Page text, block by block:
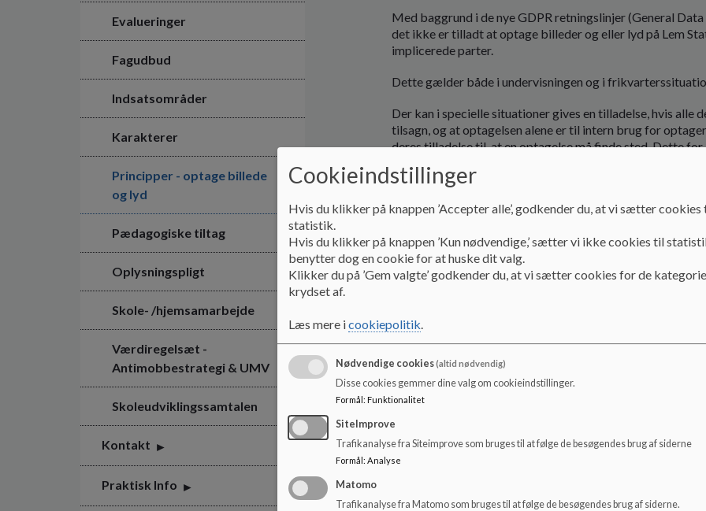
Evalueringer
Fagudbud
Indsatsområder
Karakterer
Principper - optage billede
og lyd
Pædagogiske tiltag
Oplysningspligt
Skole- /hjemsamarbejde
Værdiregelsæt -
Antimobbestrategi & UMV
Skoleudviklingssamtalen
Kontakt
Praktisk Info
Med baggrund i de nye GDPR retningslinjer (General
det ikke er tilladt at optage billeder og eller lyd på Lem
implicerede parter.
Dette gælder både i undervisningen og i
Der kan i specielle situationer gives en tilladelse, hvis alle
tilsagn, og at optagelsen alene er til intern brug for
deres tilladelse til, at en optagelse må finde sted. Dette
Forældrene til den person / de personer som har
Ved de arrangementer hvor forældre er en del af
translokation mm. opfordres forældrene til kun at tage
Lem Stations Skole, 24. oktober 2018
Redigeret oktober 2019
Marianne Kipker
Cookieindstillinger
Hvis du klikker på knappen ’Accepter alle’, godkender du, at vi sætter
statistik.
Hvis du klikker på knappen ’Kun nødvendige,’ sætter vi ikke cookies til
benytter dog en cookie for at huske dit valg.
Klikker du på ’Gem valgte’ godkender du, at vi sætter cookies for de
krydset af.
Læs mere icookiepolitik.
Nødvendige cookies(altid nødvendig)
Disse cookies gemmer dine valg om cookieindstillinger.
Formål : Funktionalitet
SiteImprove
Trafikanalyse fra Siteimprove som bruges til at følge de besøgendes brug af siderne
Formål : Analyse
Matomo
Trafikanalyse fra Matomo som bruges til at følge de besøgendes brug af siderne.